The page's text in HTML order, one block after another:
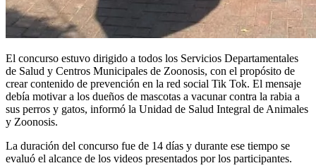
El concurso estuvo dirigido a todos los Servicios Departamentales
de Salud y Centros Municipales de Zoonosis, con el propósito de
crear contenido de prevención en la red social Tik Tok. El mensaje
debía motivar a los dueños de mascotas a vacunar contra la rabia a
sus perros y gatos, informó la Unidad de Salud Integral de Animales
y Zoonosis.
La duración del concurso fue de 14 días y durante ese tiempo se
evaluó el alcance de los videos presentados por los participantes.